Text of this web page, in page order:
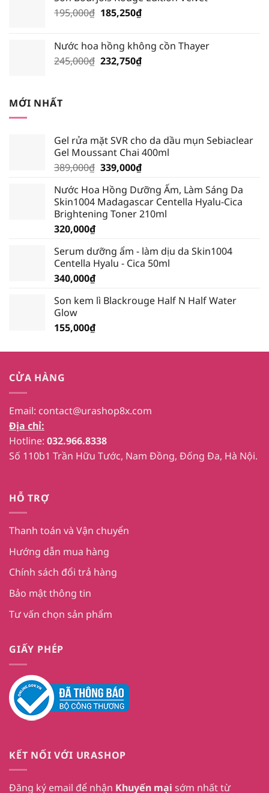
210,000₫.là:
195,000₫ Giá
195,000₫.
185,250₫Giá
là:
185,250₫.
Nước hoa hồng không cồn Thayer
245,000₫ Giá
232,750₫Giá
MỚI NHẤT
Gel rửa mặt SVR cho da dầu mụn Sebiaclear
Gel Moussant Chai 400ml
389,000₫ Giá
là:
389,000₫.
339,000₫Giá
tại
là:
339,000₫.
Nước Hoa Hồng Dưỡng Ẩm, Làm Sáng Da
Skin1004 Madagascar Centella Hyalu-Cica
Brightening Toner 210ml
320,000₫
Serum dưỡng ẩm - làm dịu da Skin1004
Centella Hyalu - Cica 50ml
340,000₫
Son kem lì Blackrouge Half N Half Water
Glow
155,000₫
CỬA HÀNG
Email: contact@urashop8x.com
Địa chỉ:
Hotline: 032.966.8338
Số 110b1 Trần Hữu Tước, Nam Đồng, Đống Đa, Hà Nội.
HỖ TRỢ
Thanh toán và Vận chuyển
Hướng dẫn mua hàng
Chính sách đổi trả hàng
Bảo mật thông tin
Tư vấn chọn sản phẩm
GIẤY PHÉP
KẾT NỐI VỚI URASHOP
Đăng ký email để nhận Khuyến mại sớm nhất từ